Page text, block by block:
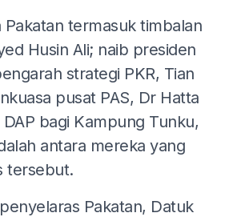
Pakatan termasuk timbalan
Husin Ali; naib presiden
strategi PKR, Tian
pusat PAS, Dr Hatta
bagi Kampung Tunku,
antara mereka yang
tersebut.
Pakatan, Datuk